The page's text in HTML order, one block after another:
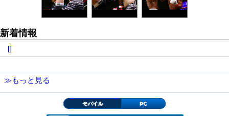
新着情報
[]
≫もっと見る
モバイル PC